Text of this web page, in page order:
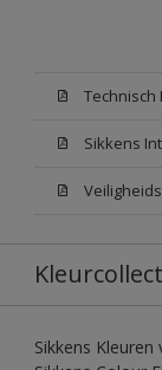
Technisch
Sikkens